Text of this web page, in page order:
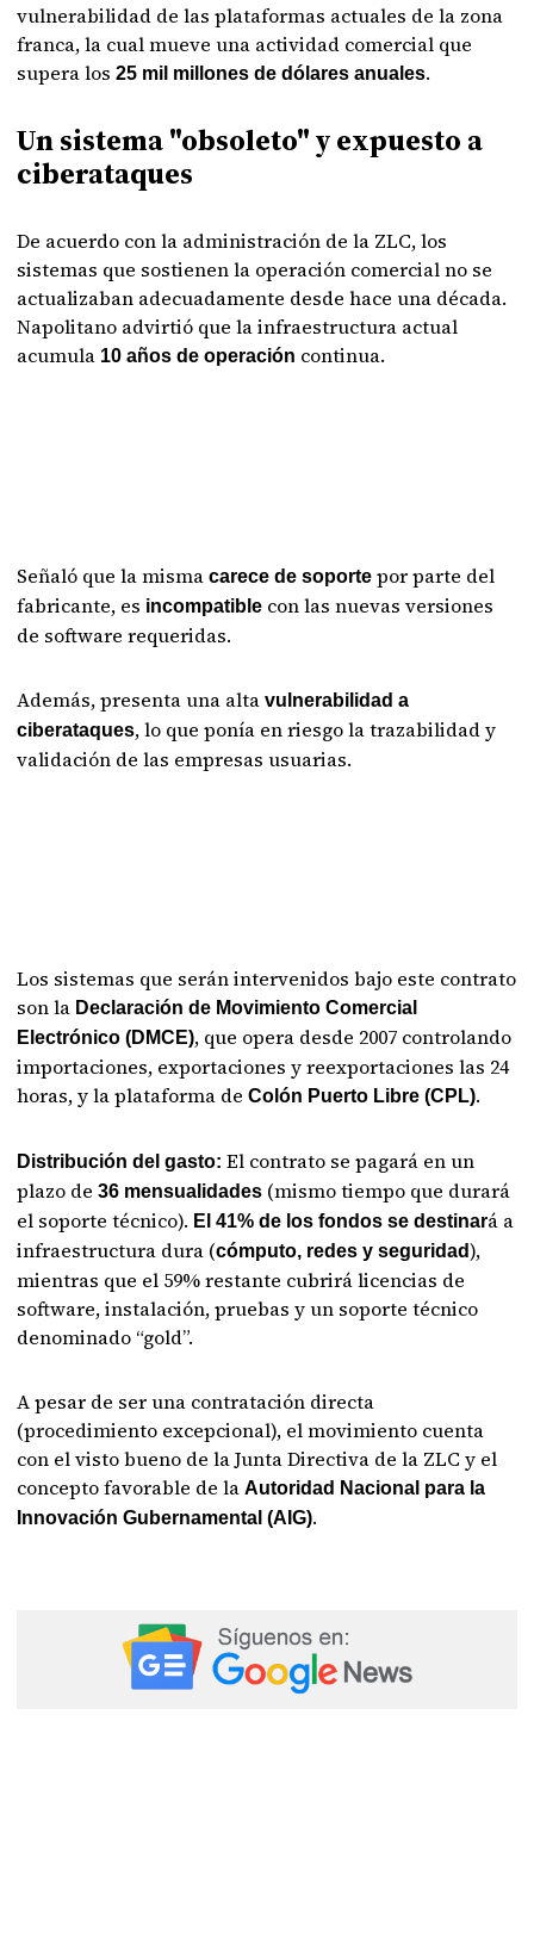
vulnerabilidad de las plataformas actuales de la zona
franca, la cual mueve una actividad comercial que
supera los25 mil millones de dólares anuales.
Un sistema "obsoleto" y expuesto a
ciberataques
De acuerdo con la administración de la ZLC, los
sistemas que sostienen la operación comercial no se
actualizaban adecuadamente desde hace una década.
Napolitano advirtió que la infraestructura actual
acumula 10 años de operación continua.
Señaló que la mismacarece de soporte por parte del
fabricante, es incompatible con las nuevas versiones
de software requeridas.
Además, presenta una altavulnerabilidad a
ciberataques, lo que ponía en riesgo la trazabilidad y
validación de las empresas usuarias.
Los sistemas que serán intervenidos bajo este contrato
son la Declaración de Movimiento Comercial
Electrónico (DMCE), que opera desde 2007 controlando
importaciones, exportaciones y reexportaciones las 24
horas, y la plataforma deColón Puerto Libre (CPL).
Distribución del gasto: El contrato se pagará en un
plazo de36 mensualidades (mismo tiempo que durará
el soporte técnico). El 41% de los fondos se destinará a
infraestructura dura (cómputo, redes y seguridad),
mientras que el 59% restante cubrirá licencias de
software, instalación, pruebas y un soporte técnico
denominado “gold”.
A pesar de ser una contratación directa
(procedimiento excepcional), el movimiento cuenta
con el visto bueno de la Junta Directiva de la ZLC y el
concepto favorable de laAutoridad Nacional para la
Innovación Gubernamental (AIG).